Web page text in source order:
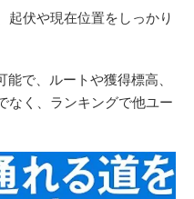
起伏や現在位置をしっかり
で、ルートや獲得標高、
なく、ランキングで他ユー